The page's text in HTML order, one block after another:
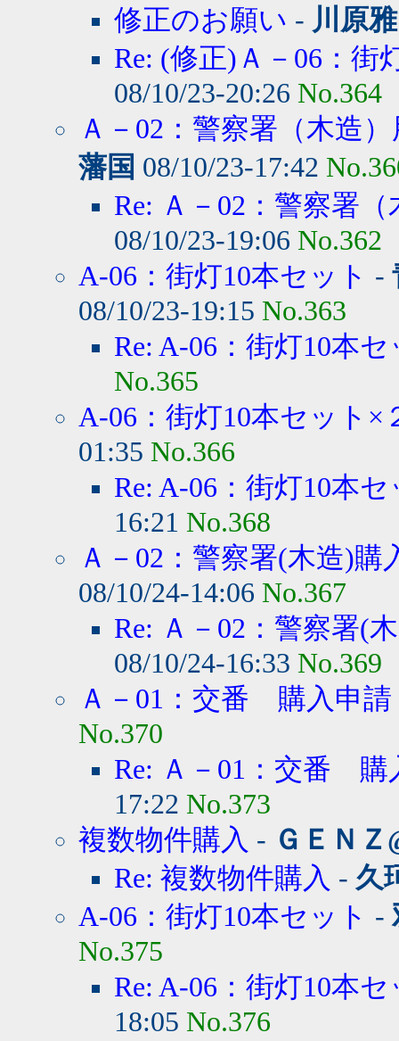
修正のお願い - 川原
Re: (修正)Ａ－06：街
08/10/23-20:26 No.364
Ａ－02：警察署（木造
藩国 08/10/23-17:42
Re: Ａ－02：警察署
08/10/23-19:06 No.362
A-06：街灯10本セット -
08/10/23-19:15 No.363
Re: A-06：街灯10本
No.365
A-06：街灯10本セット×
01:35 No.366
Re: A-06：街灯10本
16:21 No.368
Ａ－02：警察署(木造)購
08/10/24-14:06 No.367
Re: Ａ－02：警察署(
08/10/24-16:33 No.369
Ａ－01：交番 購入申請
No.370
Re: Ａ－01：交番 購
17:22 No.373
複数物件購入 - ＧＥＮＺ
Re: 複数物件購入 - 久
A-06：街灯10本セット -
No.375
Re: A-06：街灯10本
18:05 No.376